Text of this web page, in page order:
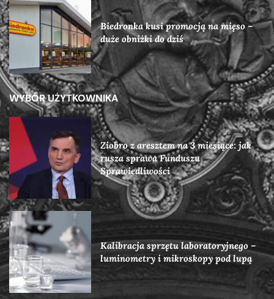
Biedronka kusi promocją na mięso –
duże obniżki do dziś
WYBÓR UŻYTKOWNIKA
Ziobro z aresztem na 3 miesiące: jak
rusza sprawa Funduszu
Sprawiedliwości
Kalibracja sprzętu laboratoryjnego –
luminometry i mikroskopy pod lupą